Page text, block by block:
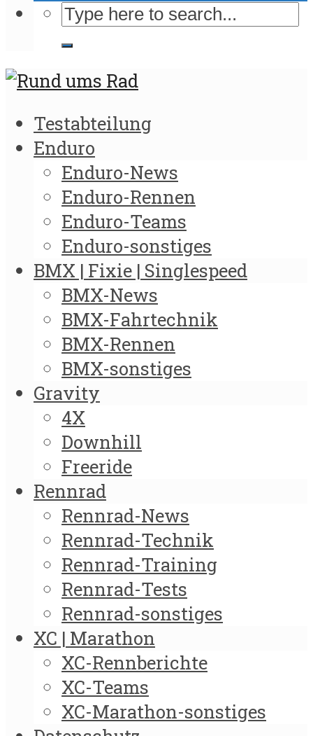
Testabteilung
Enduro
Enduro-News
Enduro-Rennen
Enduro-Teams
Enduro-sonstiges
BMX | Fixie | Singlespeed
BMX-News
BMX-Fahrtechnik
BMX-Rennen
BMX-sonstiges
Gravity
4X
Downhill
Freeride
Rennrad
Rennrad-News
Rennrad-Technik
Rennrad-Training
Rennrad-Tests
Rennrad-sonstiges
XC | Marathon
XC-Rennberichte
XC-Teams
XC-Marathon-sonstiges